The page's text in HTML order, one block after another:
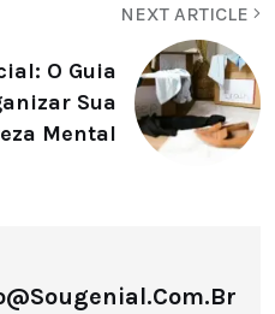
NEXT ARTICLE
O Guia
Sua
Mental